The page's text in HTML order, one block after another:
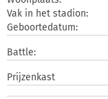
Vak in het stadion:
Geboortedatum:
Battle:
Prijzenkast